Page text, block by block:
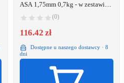
ASA 1,75mm 0,7kg - w zestawie z
wielorazową szpulą - White}
(0)
116.42 zł
Dostępne u naszego dostawcy · 8
dni